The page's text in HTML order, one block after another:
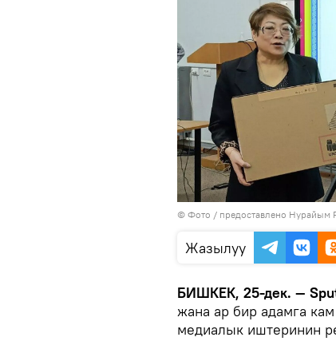
© Фото / предоставлено Нурайым
Жазылуу
БИШКЕК, 25-дек. —
жана ар бир адамга
медиалык иштеринин